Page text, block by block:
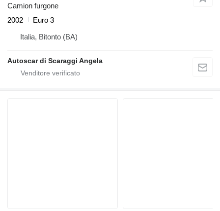
Camion furgone
2002
Euro 3
Italia, Bitonto (BA)
Autoscar di Scaraggi Angela